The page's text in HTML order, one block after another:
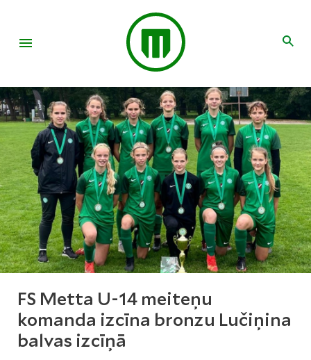
FS Metta U-14 meiteņu
komanda izcīna bronzu Lučiņina
balvas izcīņā